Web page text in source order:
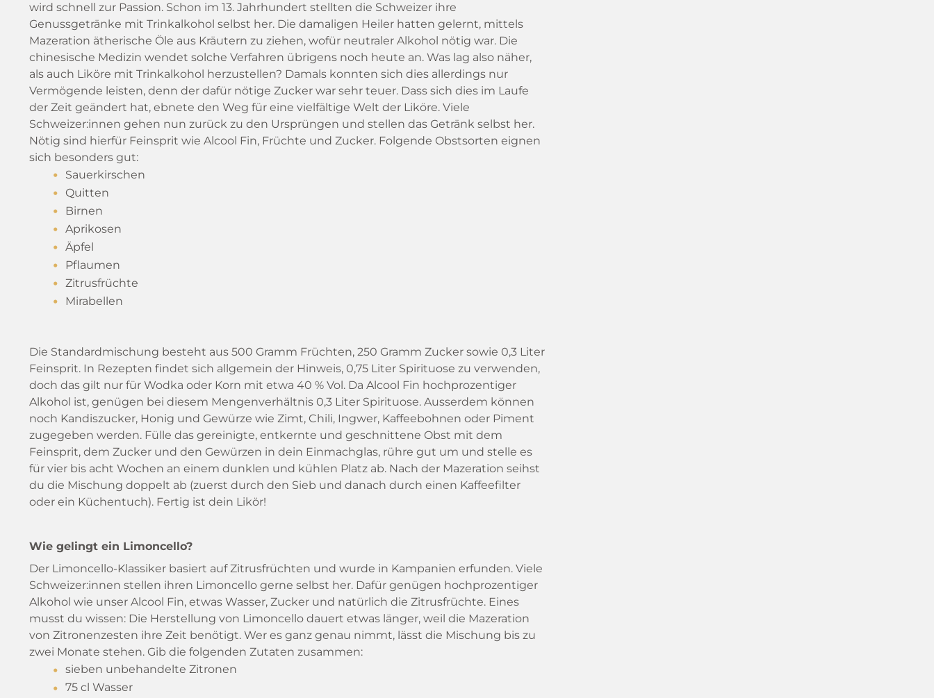
wird schnell zur Passion. Schon im 13. Jahrhundert stellten die Schweizer ihre
Genussgetränke mit Trinkalkohol selbst her. Die damaligen Heiler hatten gelernt, mittels
Mazeration ätherische Öle aus Kräutern zu ziehen, wofür neutraler Alkohol nötig war. Die
chinesische Medizin wendet solche Verfahren übrigens noch heute an. Was lag also näher,
als auch Liköre mit Trinkalkohol herzustellen? Damals konnten sich dies allerdings nur
Vermögende leisten, denn der dafür nötige Zucker war sehr teuer. Dass sich dies im Laufe
der Zeit geändert hat, ebnete den Weg für eine vielfältige Welt der Liköre. Viele
Schweizer:innen gehen nun zurück zu den Ursprüngen und stellen das Getränk selbst her.
Nötig sind hierfür Feinsprit wie Alcool Fin, Früchte und Zucker. Folgende Obstsorten eignen
sich besonders gut:
Sauerkirschen
Quitten
Birnen
Aprikosen
Äpfel
Pflaumen
Zitrusfrüchte
Mirabellen
Die Standardmischung besteht aus 500 Gramm Früchten, 250 Gramm Zucker sowie 0,3 Liter
Feinsprit. In Rezepten findet sich allgemein der Hinweis, 0,75 Liter Spirituose zu verwenden,
doch das gilt nur für Wodka oder Korn mit etwa 40 % Vol. Da Alcool Fin hochprozentiger
Alkohol ist, genügen bei diesem Mengenverhältnis 0,3 Liter Spirituose. Ausserdem können
noch Kandiszucker, Honig und Gewürze wie Zimt, Chili, Ingwer, Kaffeebohnen oder Piment
zugegeben werden. Fülle das gereinigte, entkernte und geschnittene Obst mit dem
Feinsprit, dem Zucker und den Gewürzen in dein Einmachglas, rühre gut um und stelle es
für vier bis acht Wochen an einem dunklen und kühlen Platz ab. Nach der Mazeration seihst
du die Mischung doppelt ab (zuerst durch den Sieb und danach durch einen Kaffeefilter
oder ein Küchentuch). Fertig ist dein Likör!
Wie gelingt ein Limoncello?
Der Limoncello-Klassiker basiert auf Zitrusfrüchten und wurde in Kampanien erfunden. Viele
Schweizer:innen stellen ihren Limoncello gerne selbst her. Dafür genügen hochprozentiger
Alkohol wie unser Alcool Fin, etwas Wasser, Zucker und natürlich die Zitrusfrüchte. Eines
musst du wissen: Die Herstellung von Limoncello dauert etwas länger, weil die Mazeration
von Zitronenzesten ihre Zeit benötigt. Wer es ganz genau nimmt, lässt die Mischung bis zu
zwei Monate stehen. Gib die folgenden Zutaten zusammen:
sieben unbehandelte Zitronen
75 cl Wasser